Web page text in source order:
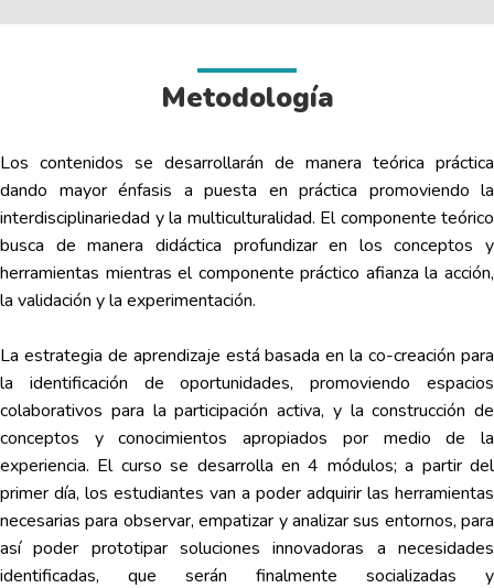
Metodología
Los contenidos se desarrollarán de manera teórica práctica
dando mayor énfasis a puesta en práctica promoviendo la
interdisciplinariedad y la multiculturalidad. El componente teórico
busca de manera didáctica profundizar en los conceptos y
herramientas mientras el componente práctico afianza la acción,
la validación y la experimentación.
La estrategia de aprendizaje está basada en la co-creación para
la identificación de oportunidades, promoviendo espacios
colaborativos para la participación activa, y la construcción de
conceptos y conocimientos apropiados por medio de la
experiencia. El curso se desarrolla en 4 módulos; a partir del
primer día, los estudiantes van a poder adquirir las herramientas
necesarias para observar, empatizar y analizar sus entornos, para
así poder prototipar soluciones innovadoras a necesidades
identificadas, que serán finalmente socializadas y